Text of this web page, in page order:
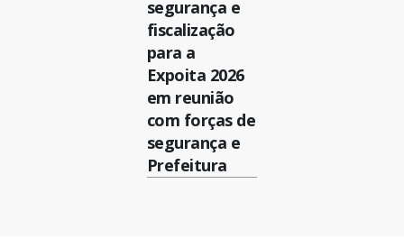
segurança e
fiscalização
para a
Expoita 2026
em reunião
com forças de
segurança e
Prefeitura